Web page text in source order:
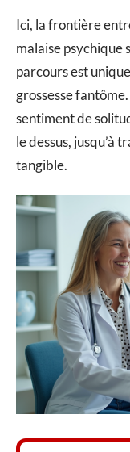
Ici, la frontière
malaise psychique
parcours est
grossesse
sentiment de
le dessus, jusqu’à
tangible.